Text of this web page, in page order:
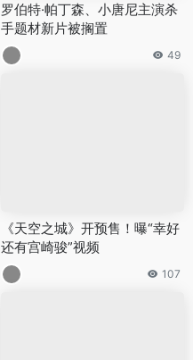
罗伯特·帕丁森、小唐尼主演杀
手题材新片被搁置
49
《天空之城》开预售！曝“幸好
还有宫崎骏”视频
107